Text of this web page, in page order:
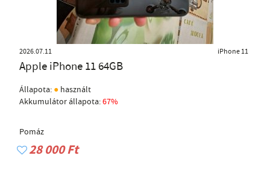
2026.07.11 iPhone 11
Apple iPhone 11 64GB
Állapota: ● használt
Akkumulátor állapota:67%
Pomáz
28 000 Ft